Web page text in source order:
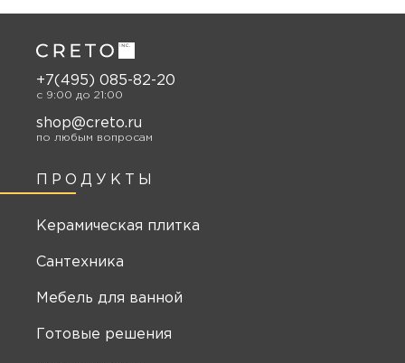
ПРОДУКТЫ
Керамическая плитка
Сантехника
Мебель для ванной
Готовые решения
+7(495) 085-82-20
c 9:00 до 21:00
shop@creto.ru
по любым вопросам